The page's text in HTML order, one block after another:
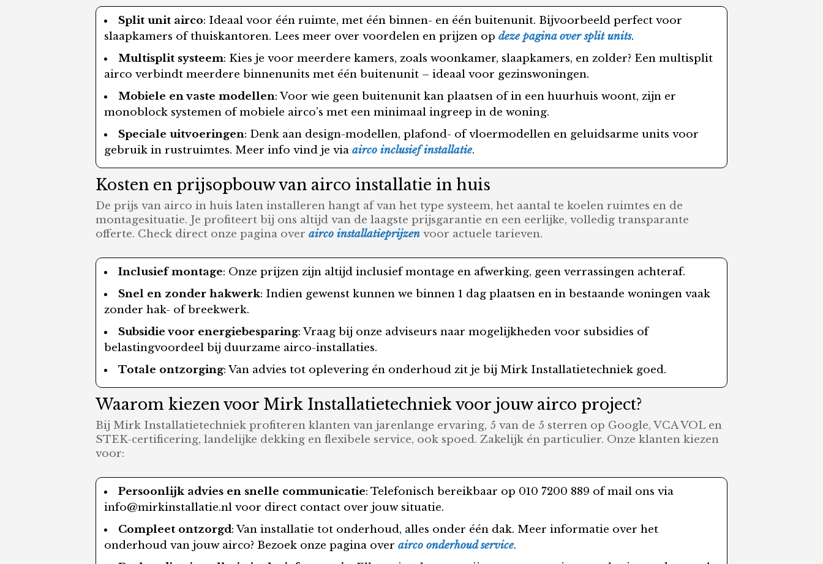
Split unit airco: Ideaal voor één ruimte, met één binnen- en één buitenunit. Bijvoorbeeld perfect voor
slaapkamers of thuiskantoren. Lees meer over voordelen en prijzen opdeze pagina over split units.
Multisplit systeem: Kies je voor meerdere kamers, zoals woonkamer, slaapkamers, en zolder? Een multisplit
airco verbindt meerdere binnenunits met één buitenunit – ideaal voor gezinswoningen.
Mobiele en vaste modellen: Voor wie geen buitenunit kan plaatsen of in een huurhuis woont, zijn er
monoblock systemen of mobiele airco’s met een minimaal ingreep in de woning.
Speciale uitvoeringen: Denk aan design-modellen, plafond- of vloermodellen en geluidsarme units voor
gebruik in rustruimtes. Meer info vind je viaairco inclusief installatie.
Kosten en prijsopbouw van airco installatie in huis
De prijs van airco in huis laten installeren hangt af van het type systeem, het aantal te koelen ruimtes en de
montagesituatie. Je profiteert bij ons altijd van de laagste prijsgarantie en een eerlijke, volledig transparante
offerte. Check direct onze pagina overairco installatieprijzen voor actuele tarieven.
Inclusief montage: Onze prijzen zijn altijd inclusief montage en afwerking, geen verrassingen achteraf.
Snel en zonder hakwerk: Indien gewenst kunnen we binnen 1 dag plaatsen en in bestaande woningen vaak
zonder hak- of breekwerk.
Subsidie voor energiebesparing: Vraag bij onze adviseurs naar mogelijkheden voor subsidies of
belastingvoordeel bij duurzame airco-installaties.
Totale ontzorging: Van advies tot oplevering én onderhoud zit je bij Mirk Installatietechniek goed.
Waarom kiezen voor Mirk Installatietechniek voor jouw airco project?
Bij Mirk Installatietechniek profiteren klanten van jarenlange ervaring, 5 van de 5 sterren op Google, VCA VOL en
STEK-certificering, landelijke dekking en flexibele service, ook spoed. Zakelijk én particulier. Onze klanten kiezen
voor:
Persoonlijk advies en snelle communicatie: Telefonisch bereikbaar op 010 7200 889 of mail ons via
info@mirkinstallatie.nl voor direct contact over jouw situatie.
Compleet ontzorgd: Van installatie tot onderhoud, alles onder één dak. Meer informatie over het
onderhoud van jouw airco? Bezoek onze pagina overairco onderhoud service.